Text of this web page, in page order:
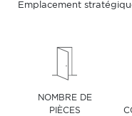
Emplacement
NOMBRE DE
PIÈCES